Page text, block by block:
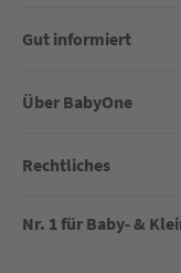
Gut informiert
Über BabyOne
Rechtliches
Nr. 1 für Baby- &